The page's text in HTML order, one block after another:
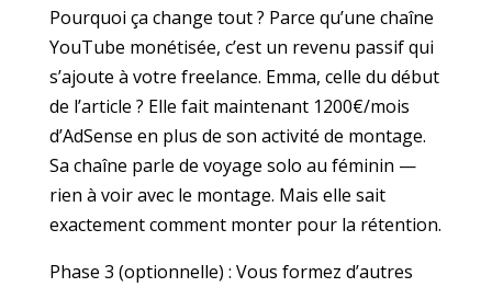
Pourquoi ça change tout ? Parce qu’une chaîne
YouTube monétisée, c’est un revenu passif qui
s’ajoute à votre freelance. Emma, celle du début
de l’article ? Elle fait maintenant 1200€/mois
d’AdSense en plus de son activité de montage.
Sa chaîne parle de voyage solo au féminin —
rien à voir avec le montage. Mais elle sait
exactement comment monter pour la rétention.
Phase 3 (optionnelle) : Vous formez d’autres